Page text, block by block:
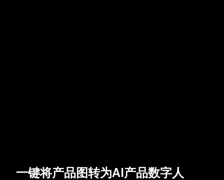
一键将产品图转为AI产品数字人